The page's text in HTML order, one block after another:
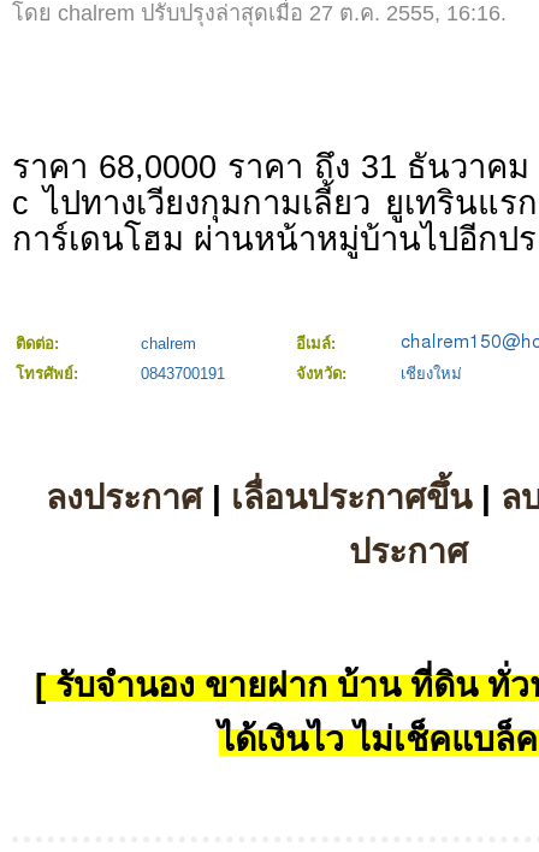
โดย chalrem ปรับปรุงล่าสุดเมื่อ 27 ต.ค. 2555, 16:16.
ราคา 68,0000 ราคา ถึง 31 ธันวาค
c ไปทางเวียงกุมกามเลี้ยว ยูเทรินแ
การ์เดนโฮม ผ่านหน้าหมู่บ้านไปอีกป
ติดต่อ: chalrem
อีเมล์:
โทรศัพย์:
0843700191 จังหวัด: เชียงใหม่
ลงประกาศ| เลื่อนประกาศขึ้น| ล
ประกาศ
[ รับจำนอง ขายฝาก บ้าน ที่ดิน ทั่ว
ได้เงินไว ไม่เช็คแบล็